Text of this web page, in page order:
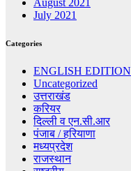
August 2021
July 2021
Categories
ENGLISH EDITION
Uncategorized
उत्तराखंड
करियर
दिल्ली व एन.सी.आर
पंजाब / हरियाणा
मध्यप्रदेश
राजस्थान